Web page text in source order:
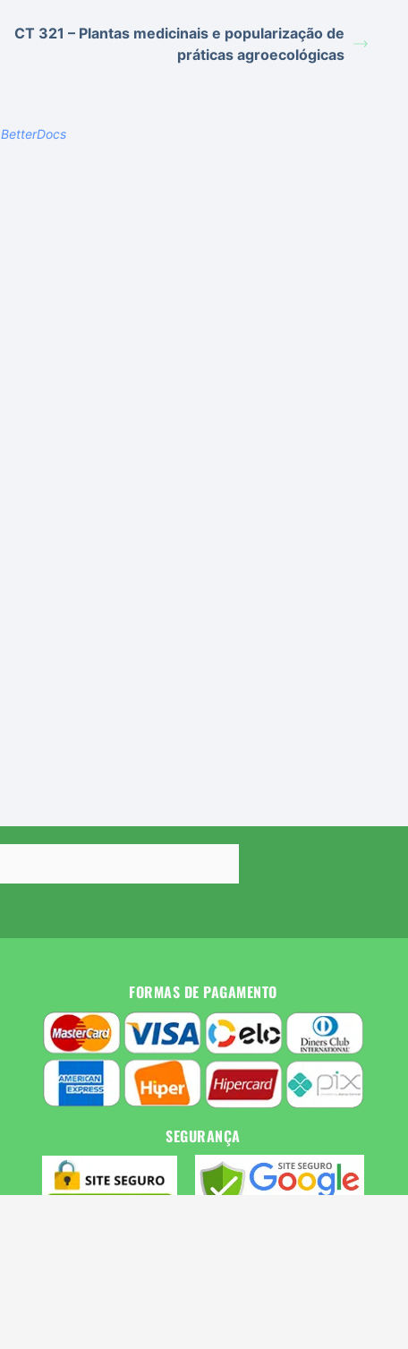
CT 321 – Plantas medicinais e popularização de
práticas agroecológicas
BetterDocs
FORMAS DE PAGAMENTO
SEGURANÇA